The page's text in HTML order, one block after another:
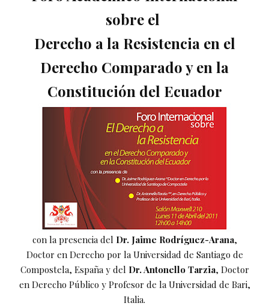
sobre el
Derecho a la Resistencia en el
Derecho Comparado y en la
Constitución del Ecuador
con la presencia del Dr. Jaime Rodríguez-Arana,
Doctor en Derecho por la Universidad de Santiago de
Compostela, España y del Dr. Antonello Tarzia, Doctor
en Derecho Público y Profesor de la Universidad de Bari,
Italia.